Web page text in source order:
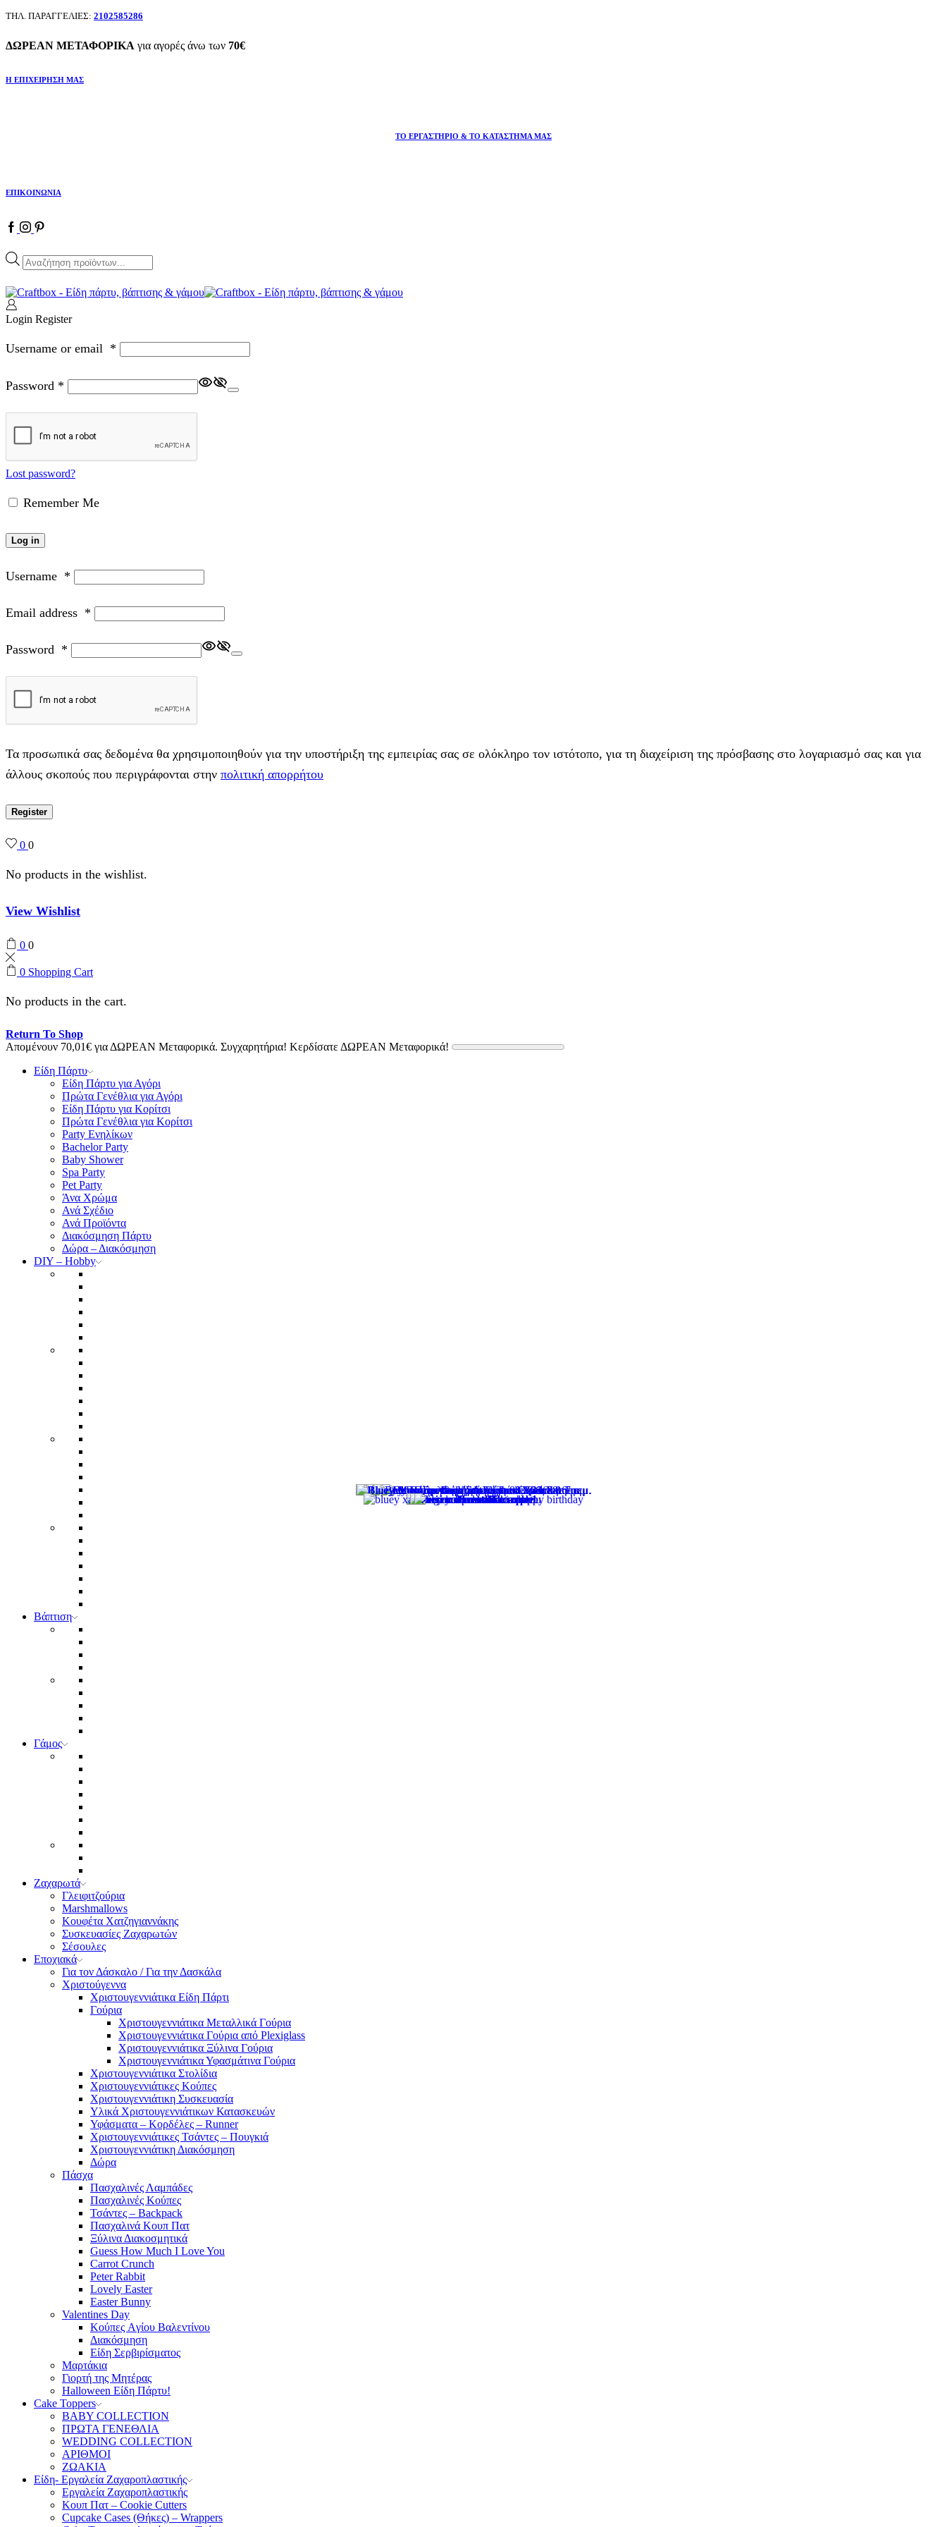
ΤΗΛ. ΠΑΡΑΓΓΕΛΙΕΣ: 2102585286
ΔΩΡΕΑΝ ΜΕΤΑΦΟΡΙΚΑ για αγορές άνω των 70€
Η ΕΠΙΧΕΙΡΗΣΗ ΜΑΣ
ΤΟ ΕΡΓΑΣΤΗΡΙΟ & ΤΟ ΚΑΤΑΣΤΗΜΑ ΜΑΣ
ΕΠΙΚΟΙΝΩΝΙΑ
Facebook
Instagram
Pinterest
Products
search
Login Register
Username or email *
Password *
Lost password?
Remember Me
Log in
Username *
Email address *
Password *
Τα προσωπικά σας δεδομένα θα χρησιμοποιηθούν για την υποστήριξη της εμπειρίας σας σε ολόκληρο τον ιστότοπο, για τη διαχείριση της πρόσβασης στο λογαριασμό σας και για
άλλους σκοπούς που περιγράφονται στην πολιτική απορρήτου
Register
0 0
No products in the wishlist.
View Wishlist
0 0
0 Shopping Cart
No products in the cart.
Return To Shop
Απομένουν 70,01€ για ΔΩΡΕΑΝ Μεταφορικά. Συγχαρητήρια! Κερδίσατε ΔΩΡΕΑΝ Μεταφορικά!
Είδη Πάρτυ
Είδη Πάρτυ για Αγόρι
Πρώτα Γενέθλια για Αγόρι
Είδη Πάρτυ για Κορίτσι
Πρώτα Γενέθλια για Κορίτσι
Party Ενηλίκων
Bachelor Party
Baby Shower
Spa Party
Pet Party
Άνα Χρώμα
Ανά Σχέδιο
Ανά Προϊόντα
Διακόσμηση Πάρτυ
Δώρα – Διακόσμηση
DIY – Hobby
Βάπτιση
Γάμος
Ζαχαρωτά
Γλειφιτζούρια
Marshmallows
Κουφέτα Χατζηγιαννάκης
Συσκευασίες Ζαχαρωτών
Σέσουλες
Εποχιακά
Για τον Δάσκαλο / Για την Δασκάλα
Χριστούγεννα
Χριστουγεννιάτικα Είδη Πάρτι
Γούρια
Χριστουγεννιάτικα Μεταλλικά Γούρια
Χριστουγεννιάτικα Γούρια από Plexiglass
Χριστουγεννιάτικα Ξύλινα Γούρια
Χριστουγεννιάτικα Υφασμάτινα Γούρια
Χριστουγεννιάτικα Στολίδια
Χριστουγεννιάτικες Κούπες
Χριστουγεννιάτικη Συσκευασία
Υλικά Χριστουγεννιάτικων Κατασκευών
Υφάσματα – Κορδέλες – Runner
Χριστουγεννιάτικες Τσάντες – Πουγκιά
Χριστουγεννιάτικη Διακόσμηση
Δώρα
Πάσχα
Πασχαλινές Λαμπάδες
Πασχαλινές Κούπες
Τσάντες – Backpack
Πασχαλινά Κουπ Πατ
Ξύλινα Διακοσμητικά
Guess How Much I Love You
Carrot Crunch
Peter Rabbit
Lovely Easter
Easter Bunny
Valentines Day
Κούπες Aγίου Βαλεντίνου
Διακόσμηση
Είδη Σερβιρίσματος
Μαρτάκια
Γιορτή της Μητέρας
Halloween Είδη Πάρτυ!
Cake Toppers
BABY COLLECTION
ΠΡΩΤΑ ΓΕΝΕΘΛΙΑ
WEDDING COLLECTION
ΑΡΙΘΜΟΙ
ΖΩΑΚΙΑ
Είδη- Εργαλεία Ζαχαροπλαστικής
Εργαλεία Ζαχαροπλαστικής
Κουπ Πατ – Cookie Cutters
Cupcake Cases (Θήκες) – Wrappers